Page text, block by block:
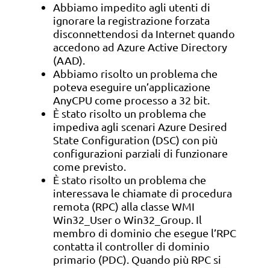
Abbiamo impedito agli utenti di
ignorare la registrazione forzata
disconnettendosi da Internet quando
accedono ad Azure Active Directory
(AAD).
Abbiamo risolto un problema che
poteva eseguire un’applicazione
AnyCPU come processo a 32 bit.
È stato risolto un problema che
impediva agli scenari Azure Desired
State Configuration (DSC) con più
configurazioni parziali di funzionare
come previsto.
È stato risolto un problema che
interessava le chiamate di procedura
remota (RPC) alla classe WMI
Win32_User o Win32_Group. Il
membro di dominio che esegue l’RPC
contatta il controller di dominio
primario (PDC). Quando più RPC si